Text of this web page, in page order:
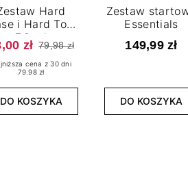
Hard
i Hard Top
7,2 ml
zł 79,98 zł
cena z 30 dni
79.98 zł
DO KOSZYKA
Zestaw
Essentials
149,99 zł
DO KOSZYKA